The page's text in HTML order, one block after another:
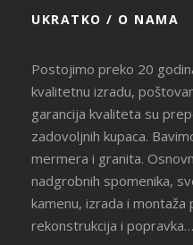
UKRATKO / O NAMA
Postojimo preko 20
kvalitetnu izradu,
garancija kvaliteta su
zadovoljnih kupaca.
mermera i granita.
nadgrobnih spomenika,
kamenu, izrada i montaža
rekonstrukcija i popravka…